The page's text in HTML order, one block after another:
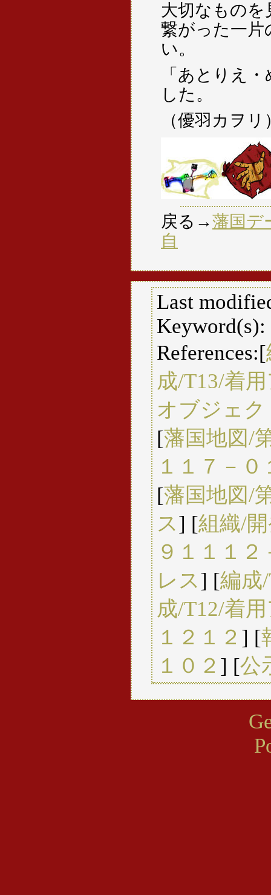
大切なもの
繋がった一片
い。
「あとりえ
した。
（優羽カヲリ
戻る→藩国デ
自
Last
Keyword(s):
References:[
成/T13/着
オブジェク
[藩国地図/
１１７－０
[藩国地図/
ス] [組織/
９１１１２
レス] [編成
成/T12/着
１２１２ ] [
１０２ ] [公